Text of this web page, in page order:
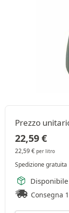
Prezzo
22,59€
22,59€ per litro
Spedizione gratuita
Disponibile
Consegna